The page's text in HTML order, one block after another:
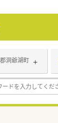
洞爺湖町